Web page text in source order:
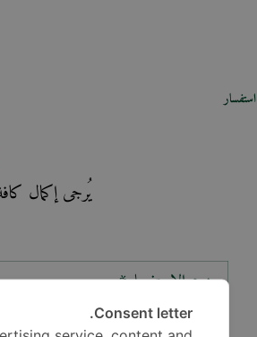
استفسار
يُرجى إكمال
نوع الاستفسار*
Consent letter.